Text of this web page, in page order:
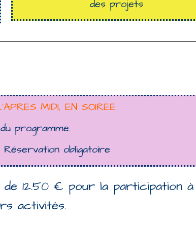
des projets
MIDI, EN SOIREE
programme.
Réservation obligatoire
de 12.50 € pour la participation
activités.